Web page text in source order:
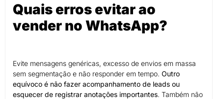
Quais erros evitar ao
vender no WhatsApp?
Evite mensagens genéricas, excesso de envios em massa
sem segmentação e não responder em tempo. Outro
equívoco é não fazer acompanhamento de leads ou
esquecer de registrar anotações importantes. Também não